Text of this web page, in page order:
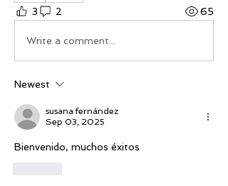
3 2 65
Write a comment...
Newest
susana fernández
Sep 03, 2025
Bienvenido, muchos éxitos